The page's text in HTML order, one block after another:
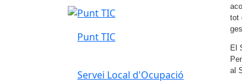
Punt TIC
Servei Local d'Ocupació
tot
El
al